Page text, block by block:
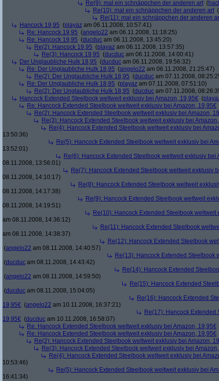
Re(9): mal ein schnäppchen der anderen art (
Re(10): mal ein schnäppchen der anderen art (
Re(11): mal ein schnäppchen der anderen
Hancock 19,95 (playaz am 06.11.2008, 10:57:41)
Re: Hancock 19,95 (angelo22 am 06.11.2008, 11:18:25)
Re: Hancock 19,95 (ducduc am 06.11.2008, 13:45:20)
Re(2): Hancock 19,95 (playaz am 06.11.2008, 13:57:35)
Re(3): Hancock 19,95 (ducduc am 06.11.2008, 14:00:41)
Der Unglaubliche Hulk 18,95 (ducduc am 06.11.2008, 19:56:32)
Re: Der Unglaubliche Hulk 18,95 (angelo22 am 06.11.2008, 21:25:47)
Re(2): Der Unglaubliche Hulk 18,95 (ducduc am 07.11.2008,
Re: Der Unglaubliche Hulk 18,95 (playaz am 07.11.2008, 07:51:10)
Re(2): Der Unglaubliche Hulk 18,95 (ducduc am 07.11.2008,
Hancock Extended Steelbook weltweit exklusiv bei Amazon, 19,95€ (
Re: Hancock Extended Steelbook weltweit exklusiv bei Amazon, 19,95€
Re(2): Hancock Extended Steelbook weltweit exklusiv bei Amazon,
Re(3): Hancock Extended Steelbook weltweit exklusiv bei
Re(4): Hancock Extended Steelbook weltweit exklusiv bei
13:50:36)
Re(5): Hancock Extended Steelbook weltweit exklusiv bei
13:52:01)
Re(6): Hancock Extended Steelbook weltweit exklusiv bei
08.11.2008, 13:56:01)
Re(7): Hancock Extended Steelbook weltweit exklusiv
08.11.2008, 14:10:17)
Re(8): Hancock Extended Steelbook weltweit
08.11.2008, 14:17:38)
Re(9): Hancock Extended Steelbook weltweit
08.11.2008, 14:19:51)
Re(10): Hancock Extended Steelbook weltweit
am 08.11.2008, 14:36:12)
Re(11): Hancock Extended Steelbook
am 08.11.2008, 14:38:37)
Re(12): Hancock Extended Steelbook
(angelo22 am 08.11.2008, 14:40:57)
Re(13): Hancock Extended Steelbook
(ducduc am 08.11.2008, 14:43:42)
Re(14): Hancock Extended
(angelo22 am 08.11.2008, 14:59:50)
Re(15): Hancock Extended
(ducduc am 08.11.2008, 15:04:05)
Re(16): Hancock Extended
19,95€ (angelo22 am 10.11.2008, 16:37:21)
Re(17): Hancock
19,95€ (ducduc am 10.11.2008, 16:58:07)
Re: Hancock Extended Steelbook weltweit exklusiv bei Amazon, 19,95€
Re: Hancock Extended Steelbook weltweit exklusiv bei Amazon, 19,95€
Re(2): Hancock Extended Steelbook weltweit exklusiv bei Amazon,
Re(3): Hancock Extended Steelbook weltweit exklusiv bei
Re(4): Hancock Extended Steelbook weltweit exklusiv bei
10:53:46)
Re(5): Hancock Extended Steelbook weltweit exklusiv bei
16:41:34)